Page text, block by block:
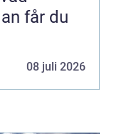
får du
08 juli 2026